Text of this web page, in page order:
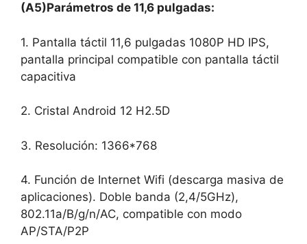
(A5)Parámetros de 11,6 pulgadas:
1. Pantalla táctil 11,6 pulgadas 1080P HD IPS,
pantalla principal compatible con pantalla táctil
capacitiva
2. Cristal Android 12 H2.5D
3. Resolución: 1366*768
4. Función de Internet Wifi (descarga masiva de
aplicaciones). Doble banda (2,4/5GHz),
802.11a/B/g/n/AC, compatible con modo
AP/STA/P2P